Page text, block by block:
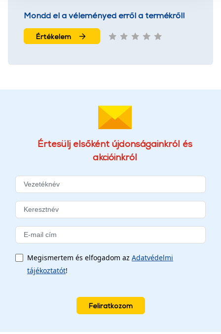
További információk:ÁSZFés Adatvédelem
Mondd el a véleményed erről a termékről!
Értékelem
Értesülj elsőként újdonságainkról és
akcióinkról
Megismertem és elfogadom az Adatvédelmi
tájékoztatót!
Feliratkozom